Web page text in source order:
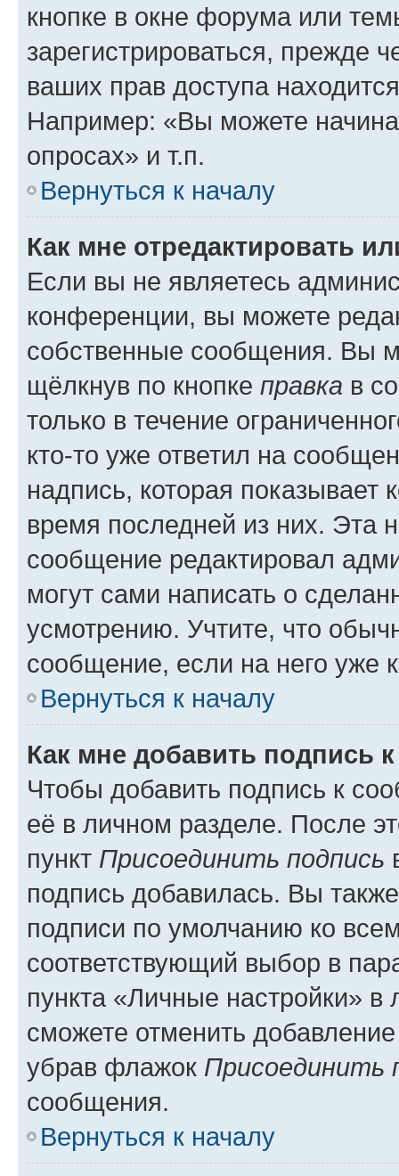
кнопке в окне форума или
зарегистрироваться, прежде
ваших прав доступа
Например: «Вы можете
опросах» и т.п.
Вернуться к началу
Как мне отредактировать
Если вы не являетесь
конференции, вы можете
собственные сообщения. Вы
щёлкнув по кнопке правка в
только в течение
кто-то уже ответил на
надпись, которая показывает
время последней из них. Эта
сообщение редактировал
могут сами написать о
усмотрению. Учтите, что
сообщение, если на него уже
Вернуться к началу
Как мне добавить подпись
Чтобы добавить подпись к
её в личном разделе. После
пункт Присоединить подпись
подпись добавилась. Вы
подписи по умолчанию ко
соответствующий выбор в
пункта «Личные настройки»
сможете отменить
убрав флажок Присоединить
сообщения.
Вернуться к началу